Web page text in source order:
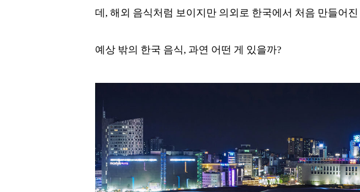
데, 해외 음식처럼 보이지만 의외로 한국에서 처음 만들어
예상 밖의 한국 음식, 과연 어떤 게 있을까?